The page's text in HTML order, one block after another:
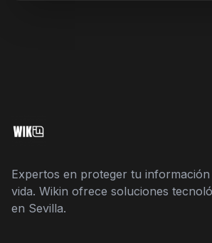
Expertos en proteger tu
vida. Wikin ofrece soluciones
en Sevilla.